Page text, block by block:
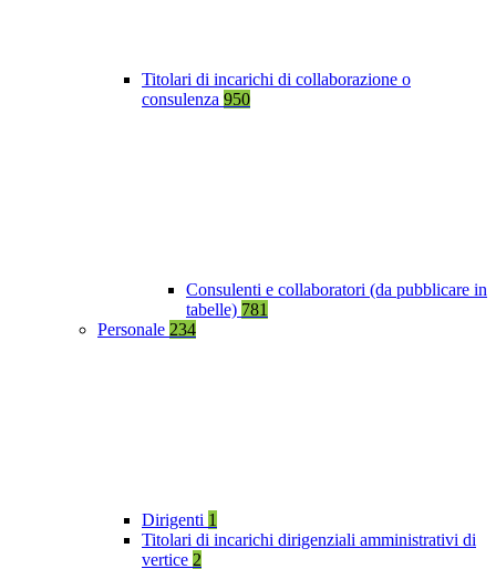
Titolari di incarichi di collaborazione o
consulenza 950
Consulenti e collaboratori (da pubblicare in
tabelle) 781
Personale 234
Dirigenti 1
Titolari di incarichi dirigenziali amministrativi di
vertice 2